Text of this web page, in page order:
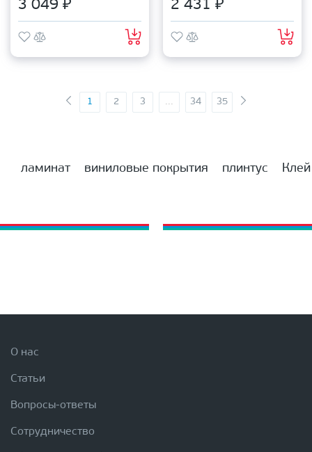
3 049 ₽ 2 431 ₽
1 2 3 ... 34 35
ламинат виниловые покрытия плинтус
О нас
Статьи
Вопросы-ответы
Сотрудничество